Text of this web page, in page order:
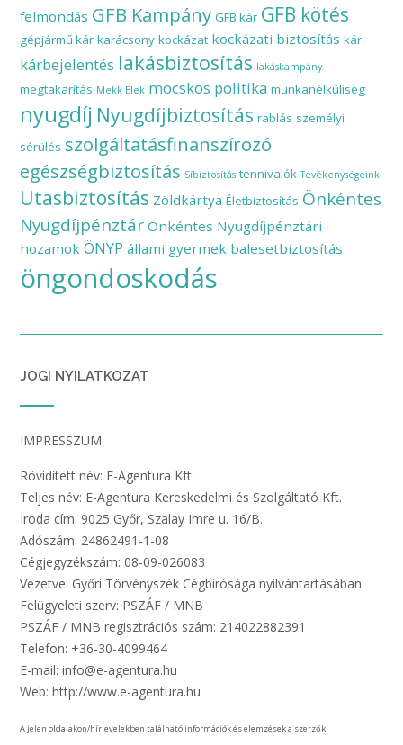
felmondás GFB Kampány GFB kár GFB kötés
gépjármű kár karácsony kockázat kockázati biztosítás kár
kárbejelentés lakásbiztosítás lakáskampány
megtakarítás Mekk Elek mocskos politika munkanélküliség
nyugdíj Nyugdíjbiztosítás rablás személyi
sérülés szolgáltatásfinanszírozó
egészségbiztosítás Síbiztosítás tennivalók Tevékenységeink
Utasbiztosítás Zöldkártya Életbiztosítás Önkéntes
Nyugdíjpénztár Önkéntes Nyugdíjpénztári
hozamok ÖNYP állami gyermek balesetbiztosítás
öngondoskodás
JOGI NYILATKOZAT
IMPRESSZUM
Rövidített név: E-Agentura Kft.
Teljes név: E-Agentura Kereskedelmi és Szolgáltató Kft.
Iroda cím: 9025 Győr, Szalay Imre u. 16/B.
Adószám: 24862491-1-08
Cégjegyzékszám: 08-09-026083
Vezetve: Győri Törvényszék Cégbírósága nyilvántartásában
Felügyeleti szerv: PSZÁF / MNB
PSZÁF / MNB regisztrációs szám: 214022882391
Telefon: +36-30-4099464
E-mail: info@e-agentura.hu
Web: http://www.e-agentura.hu
A jelen oldalakon/hírlevelekben található információk és elemzések a szerzők